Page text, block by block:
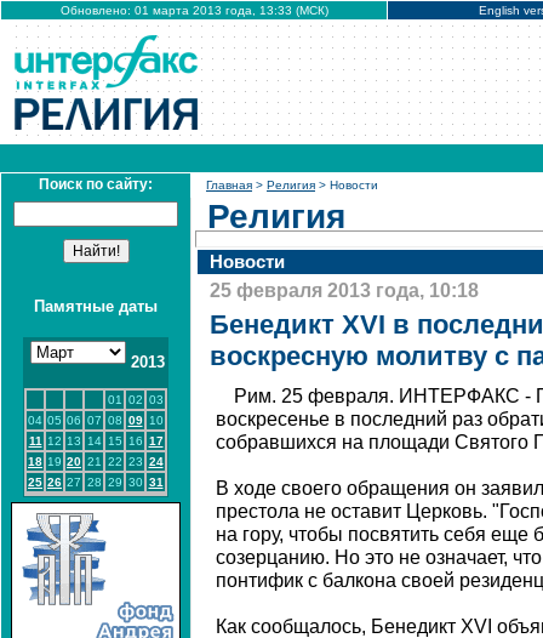
Обновлено: 01 марта 2013 года, 13:33 (МСК) English
Поиск по сайту:
Памятные даты
2013
01 02 03
04 05 06 07 08 09 10
11
12 13 14 15 16 17
18 19 20 21 22 23 24
25 26 27 28 29 30 31
Главная > Религия > Новости
Религия
Новости
25 февраля 2013 года, 10:18
Бенедикт XVI в
воскресную молитву с
Рим. 25 февраля. ИНТЕРФАКС -
воскресенье в последний раз
собравшихся на площади Святого
В ходе своего обращения он
престола не оставит Церковь.
на гору, чтобы посвятить себя
созерцанию. Но это не означает,
понтифик с балкона своей
Как сообщалось, Бенедикт XVI